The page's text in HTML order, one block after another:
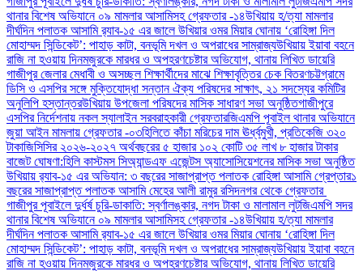
থানার বিশেষ অভিযানে ০৯ মামলার আসামিসহ গ্রেফতার -১৪উখিয়ায় হ/ত্যা মামলার
দীর্ঘদিন পলাতক আসামি র‌্যাব-১৫ এর জালে ‎‎উখিয়ার ওমর মিয়ার ঘোনায় ‘রোহিঙ্গা দিল
মোহাম্মদ সিন্ডিকেট’: পাহাড় কাটা, বনভূমি দখল ও অপরাধের সাম্রাজ্যউখিয়ায় ইয়াবা বহনে
রাজি না হওয়ায় দিনমজুরকে মারধর ও অপহরণচেষ্টার অভিযোগ, থানায় লিখিত ডায়েরি
গাজীপুর জেলার মেধাবী ও অসচ্ছল শিক্ষার্থীদের মাঝে শিক্ষাবৃত্তির চেক বিতরণচট্টগ্রামে
ডিসি ও এসপির সঙ্গে মুক্তিযোদ্ধা সন্তান ঐক্য পরিষদের সাক্ষাৎ, ২১ সদস্যের কমিটির
অনুলিপি হস্তান্তরউখিয়ায় উপজেলা পরিষদের মাসিক সাধারণ সভা অনুষ্ঠিতগাজীপুরে
এসপির নির্দেশনায় নকল স্যালাইন সরবরাহকারী গ্রেফতারজিএমপি পূবাইল থানার অভিযানে
জুয়া আইন মামলায় গ্রেফতার -০৩হিলিতে কাঁচা মরিচের দাম ঊর্ধ্বমুখী, প্রতিকেজি ৩২০
টাকাজিসিসির ২০২৬-২০২৭ অর্থবছরের ৫ হাজার ১০২ কোটি ৩৫ লাখ ৮ হাজার টাকার
বাজেট ঘোষণা:হিলি কাস্টমস সিঅ্যান্ডএফ এজেন্টস অ্যাসোসিয়েশনের মাসিক সভা অনুষ্ঠিত
উখিয়ায় র‍্যাব-১৫ এর অভিযান: ৩ বছরের সাজাপ্রাপ্ত পলাতক রোহিঙ্গা আসামি গ্রেপ্তার১
বছরের সাজাপ্রাপ্ত পলাতক আসামি মেহের আলী রামুর রসিদনগর থেকে গ্রেফতার ‎
গাজীপুর পূবাইলে দুর্ধর্ষ চুরি-ডাকাতি: স্বর্ণালঙ্কার, নগদ টাকা ও মালামাল লুটজিএমপি সদর
থানার বিশেষ অভিযানে ০৯ মামলার আসামিসহ গ্রেফতার -১৪উখিয়ায় হ/ত্যা মামলার
দীর্ঘদিন পলাতক আসামি র‌্যাব-১৫ এর জালে ‎‎উখিয়ার ওমর মিয়ার ঘোনায় ‘রোহিঙ্গা দিল
মোহাম্মদ সিন্ডিকেট’: পাহাড় কাটা, বনভূমি দখল ও অপরাধের সাম্রাজ্যউখিয়ায় ইয়াবা বহনে
রাজি না হওয়ায় দিনমজুরকে মারধর ও অপহরণচেষ্টার অভিযোগ, থানায় লিখিত ডায়েরি